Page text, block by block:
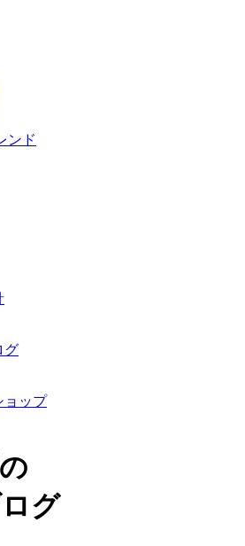
ンド
グ
ョップ
グ